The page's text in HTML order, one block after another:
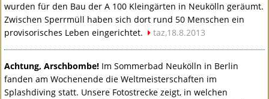
wurden für den Bau der A 100 Kleingärten in Neukölln geräumt.
Zwischen Sperrmüll haben sich dort rund 50 Menschen ein
provisorisches Leben eingerichtet.
taz,18.8.2013
Achtung, Arschbombe! Im Sommerbad Neukölln in Berlin
fanden am Wochenende die Weltmeisterschaften im
Splashdiving statt. Unsere Fotostrecke zeigt, in welchen